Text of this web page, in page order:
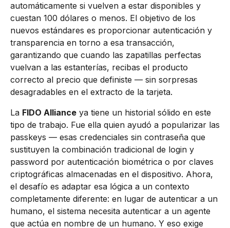
automáticamente si vuelven a estar disponibles y
cuestan 100 dólares o menos. El objetivo de los
nuevos estándares es proporcionar autenticación y
transparencia en torno a esa transacción,
garantizando que cuando las zapatillas perfectas
vuelvan a las estanterías, recibas el producto
correcto al precio que definiste — sin sorpresas
desagradables en el extracto de la tarjeta.
La FIDO Alliance ya tiene un historial sólido en este
tipo de trabajo. Fue ella quien ayudó a popularizar las
passkeys — esas credenciales sin contraseña que
sustituyen la combinación tradicional de login y
password por autenticación biométrica o por claves
criptográficas almacenadas en el dispositivo. Ahora,
el desafío es adaptar esa lógica a un contexto
completamente diferente: en lugar de autenticar a un
humano, el sistema necesita autenticar a un agente
que actúa en nombre de un humano. Y eso exige